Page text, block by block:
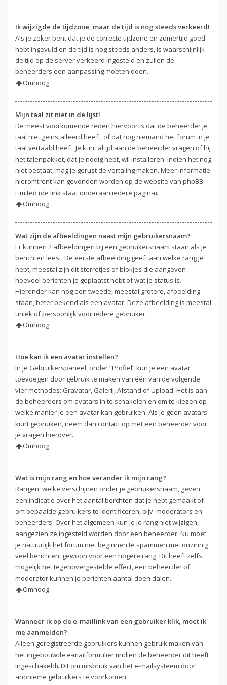
Ik wijzigde de tijdzone, maar de tijd is nog steeds verkeerd!
Als je zeker bent dat je de correcte tijdzone en zomertijd goed
hebt ingevuld en de tijd is nog steeds anders, is waarschijnlijk
de tijd op de server verkeerd ingesteld en zullen de
beheerders een aanpassing moeten doen.
Omhoog
Mijn taal zit niet in de lijst!
De meest voorkomende reden hiervoor is dat de beheerder je
taal niet geïnstalleerd heeft, of dat nog niemand het forum in je
taal vertaald heeft. Je kunt altijd aan de beheerder vragen of hij
het talenpakket, dat je nodig hebt, wil installeren. Indien het nog
niet bestaat, mag je gerust de vertaling maken. Meer informatie
hieromtrent kan gevonden worden op de website van phpBB
Limited (de link staat onderaan iedere pagina).
Omhoog
Wat zijn de afbeeldingen naast mijn gebruikersnaam?
Er kunnen 2 afbeeldingen bij een gebruikersnaam staan als je
berichten leest. De eerste afbeelding geeft aan welke rang je
hebt, meestal zijn dit sterretjes of blokjes die aangeven
hoeveel berichten je geplaatst hebt of wat je status is.
Hieronder kan nog een tweede, meestal grotere, afbeelding
staan, beter bekend als een avatar. Deze afbeelding is meestal
uniek of persoonlijk voor iedere gebruiker.
Omhoog
Hoe kan ik een avatar instellen?
In je Gebruikerspaneel, onder “Profiel” kun je een avatar
toevoegen door gebruik te maken van één van de volgende
vier methodes: Gravatar, Galerij, Afstand of Upload. Het is aan
de beheerders om avatars in te schakelen en om te kiezen op
welke manier je een avatar kan gebruiken. Als je geen avatars
kunt gebruiken, neem dan contact op met een beheerder voor
je vragen hierover.
Omhoog
Wat is mijn rang en hoe verander ik mijn rang?
Rangen, welke verschijnen onder je gebruikersnaam, geven
een indicatie over het aantal berchten dat je hebt gemaakt of
om bepaalde gebruikers te identificeren, bijv. moderators en
beheerders. Over het algemeen kun je je rang niet wijzigen,
aangezien ze ingesteld worden door een beheerder. Nu moet
je natuurlijk het forum niet beginnen te spammen met onzinnig
veel berichten, gewoon voor een hogere rang. Dit heeft zelfs
mogelijk het tegenovergestelde effect, een beheerder of
moderator kunnen je berichten aantal doen dalen.
Omhoog
Wanneer ik op de e-maillink van een gebruiker klik, moet ik
me aanmelden?
Alleen geregistreerde gebruikers kunnen gebruik maken van
het ingebouwde e-mailformulier (indien de beheerder dit heeft
ingeschakeld). Dit om misbruik van het e-mailsysteem door
anonieme gebruikers te voorkomen.